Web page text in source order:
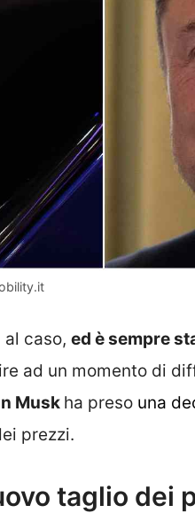
al caso, ed è sempre
ad un momento di
Musk ha preso una
prezzi.
taglio dei